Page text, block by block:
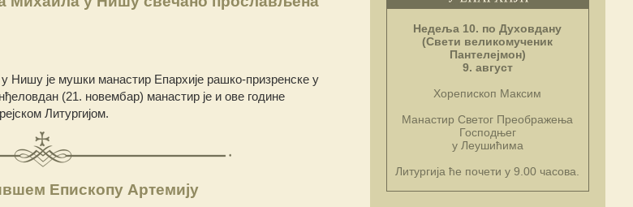
Нишу је мушки манастир Епархије рашко-призренске у
(21. новембар) манастир је и ове године
Литургијом.
Епископу Артемију
Недеља 10. по Духовдану
(Свети великомученик
Пантелејмон)
9. август
Хорепископ Максим
Манастир Светог Преображења
Господњег
у Леушићима
Литургија ће почети у 9.00 часова.